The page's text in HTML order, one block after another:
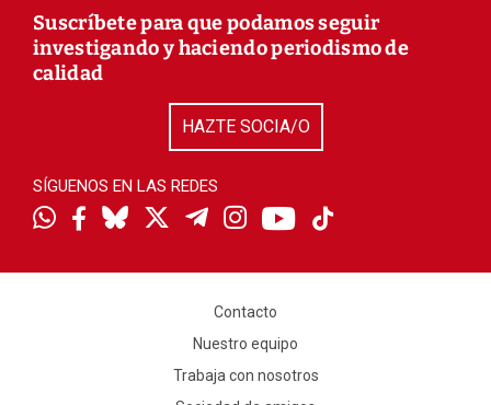
Suscríbete para que podamos seguir
investigando y haciendo periodismo de
calidad
HAZTE SOCIA/O
SÍGUENOS EN LAS REDES
Contacto
Nuestro equipo
Trabaja con nosotros